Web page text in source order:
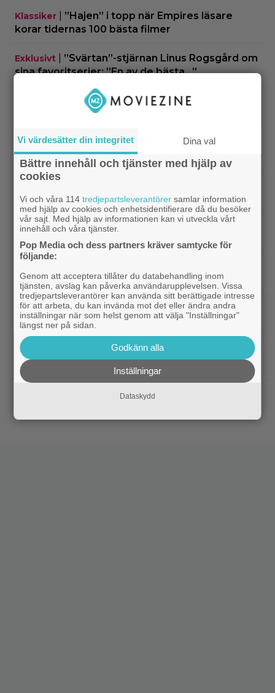
Klassiker
”Hajen” i topp när Empires läsare
korar tidernas 100 bästa filmer
Exklusivt
”Svärtan”-stjärnan Linus Rogsgård om
sina favoritserier: ”En av de bästa…”
|Nu på Viaplay: ”Stiliserat våld och
gapskratt” i oförutsägbar thriller från 2008
Netflix|3 nya filmer på Netflix: Oscarsvinnaren
från 2025 klättrar på topplistan
hoppas nya filmen blir en snackis
IKEA hyllas världen över – efter briljant blinkning
till Alexander Skarsgård
Robin Williams favorit: ”Min bästa film”
HBO Max|Två nya skådisar redo att skapa
drama i ”Heated Rivalry” säsong 2
Netflix
Netflix har stängt in en snubbe i en
reklamskylt – PR-tricket som får LA att titta upp
Hör Sveriges märkligaste skratt i
Vi värdesätter din integritet Dina val
Bättre innehåll och tjänster med hjälp av
cookies
Vi och våra 114tredjepartsleverantörer samlar information
med hjälp av cookies och enhetsidentifierare då du besöker
vår sajt. Med hjälp av informationen kan vi utveckla vårt
innehåll och våra tjänster.
Pop Media och dess partners kräver samtycke för
följande:
Genom att acceptera tillåter du databehandling inom
tjänsten, avslag kan påverka användarupplevelsen. Vissa
tredjepartsleverantörer kan använda sitt berättigade intresse
för att arbeta, du kan invända mot det eller ändra andra
inställningar när som helst genom att välja "Inställningar"
längst ner på sidan.
Godkänn alla
Inställningar
Dataskydd